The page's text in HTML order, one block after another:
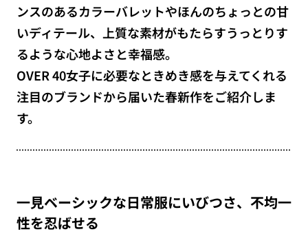
ンスのあるカラーバレットやほんのちょっとの甘
いディテール、上質な素材がもたらすうっとりす
るような心地よさと幸福感。
OVER 40女子に必要なときめき感を与えてくれる
注目のブランドから届いた春新作をご紹介しま
す。
一見ベーシックな日常服にいびつさ、不均一
性を忍ばせる